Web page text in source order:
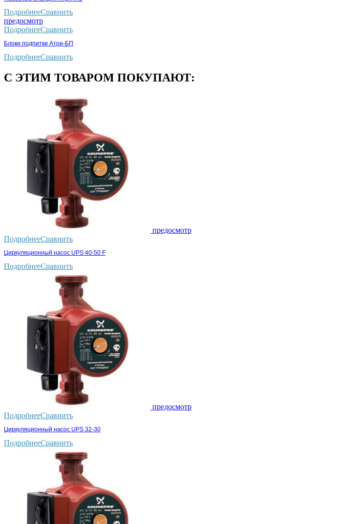
ПодробнееСравнить
предосмотр
ПодробнееСравнить
Блоки подпитки Атри-БП
ПодробнееСравнить
С ЭТИМ ТОВАРОМ ПОКУПАЮТ:
предосмотр
ПодробнееСравнить
Циркуляционный насос UPS 40-50 F
ПодробнееСравнить
предосмотр
ПодробнееСравнить
Циркуляционный насос UPS 32-30
ПодробнееСравнить